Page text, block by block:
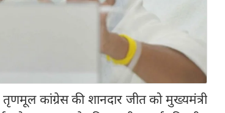
कांग्रेस की शानदार जीत को मुख्यमंत्री